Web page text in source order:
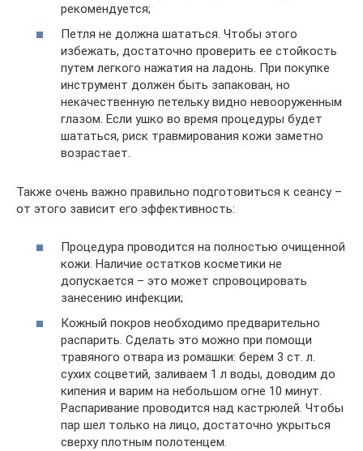
рекомендуется;
Петля не должна шататься. Чтобы этого
избежать, достаточно проверить ее стойкость
путем легкого нажатия на ладонь. При покупке
инструмент должен быть запакован, но
некачественную петельку видно невооруженным
глазом. Если ушко во время процедуры будет
шататься, риск травмирования кожи заметно
возрастает.
Также очень важно правильно подготовиться к сеансу –
от этого зависит его эффективность:
Процедура проводится на полностью очищенной
кожи. Наличие остатков косметики не
допускается – это может спровоцировать
занесению инфекции;
Кожный покров необходимо предварительно
распарить. Сделать это можно при помощи
травяного отвара из ромашки: берем 3 ст. л.
сухих соцветий, заливаем 1 л воды, доводим до
кипения и варим на небольшом огне 10 минут.
Распаривание проводится над кастрюлей. Чтобы
пар шел только на лицо, достаточно укрыться
сверху плотным полотенцем.